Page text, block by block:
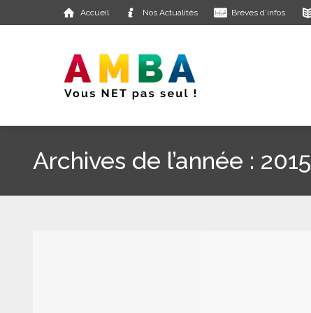
Accueil Nos Actualités Brèves d’infos
Archives de l’année : 2015